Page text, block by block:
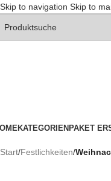
Skip to navigation Skip to
KATEGORIEN PAKET
Start/Festlichkeiten/